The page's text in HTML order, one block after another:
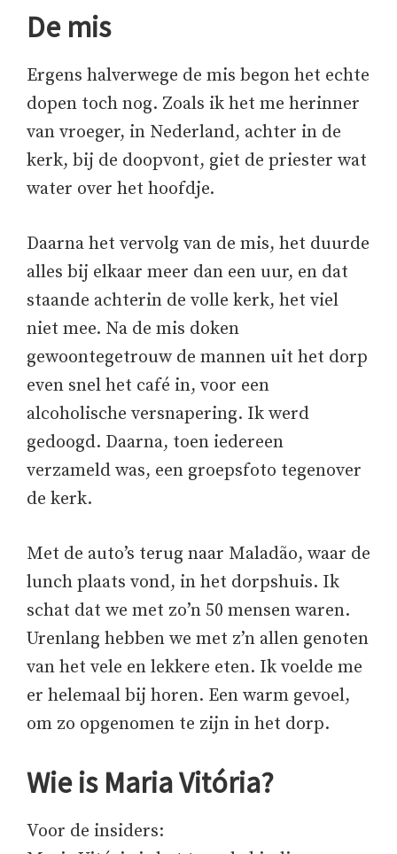
De mis
Ergens halverwege de mis begon het echte
dopen toch nog. Zoals ik het me herinner
van vroeger, in Nederland, achter in de
kerk, bij de doopvont, giet de priester wat
water over het hoofdje.
Daarna het vervolg van de mis, het duurde
alles bij elkaar meer dan een uur, en dat
staande achterin de volle kerk, het viel
niet mee. Na de mis doken
gewoontegetrouw de mannen uit het dorp
even snel het café in, voor een
alcoholische versnapering. Ik werd
gedoogd. Daarna, toen iedereen
verzameld was, een groepsfoto tegenover
de kerk.
Met de auto’s terug naar Maladão, waar de
lunch plaats vond, in het dorpshuis. Ik
schat dat we met zo’n 50 mensen waren.
Urenlang hebben we met z’n allen genoten
van het vele en lekkere eten. Ik voelde me
er helemaal bij horen. Een warm gevoel,
om zo opgenomen te zijn in het dorp.
Wie is Maria Vitória?
Voor de insiders: